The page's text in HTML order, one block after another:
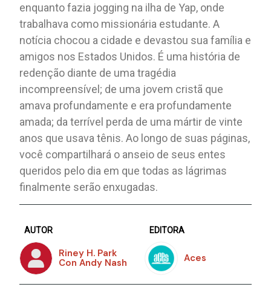
enquanto fazia jogging na ilha de Yap, onde
trabalhava como missionária estudante. A
notícia chocou a cidade e devastou sua família e
amigos nos Estados Unidos. É uma história de
redenção diante de uma tragédia
incompreensível; de uma jovem cristã que
amava profundamente e era profundamente
amada; da terrível perda de uma mártir de vinte
anos que usava tênis. Ao longo de suas páginas,
você compartilhará o anseio de seus entes
queridos pelo dia em que todas as lágrimas
finalmente serão enxugadas.
AUTOR
Riney H. Park
Con Andy Nash
EDITORA
Aces